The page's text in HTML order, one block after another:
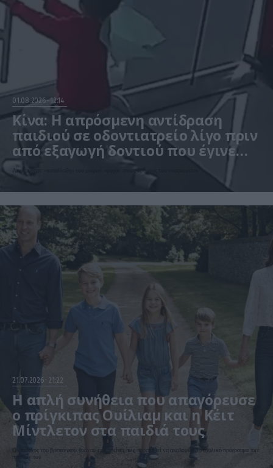
01.08.2026 12:14
Κίνα: Η απρόσμενη αντίδραση
παιδιού σε οδοντιατρείο λίγο πριν
από εξαγωγή δοντιού που έγινε
viral – Δείτε βίντεο
Ακολούθησε «καταδίωξη» του μικρού «φυγά» στους δρόμους του νοσοκομείου
21.07.2026 21:22
Η απλή συνήθεια που απαγόρευσε
ο πρίγκιπας Ουίλιαμ και η Κέιτ
Μίντλετον στα παιδιά τους
Ο διάδοχος του βρετανικού θρόνου έχει τονίσει πως προσπαθεί να ακολουθεί το σχολικό πρόγραμμα των
παιδιών του